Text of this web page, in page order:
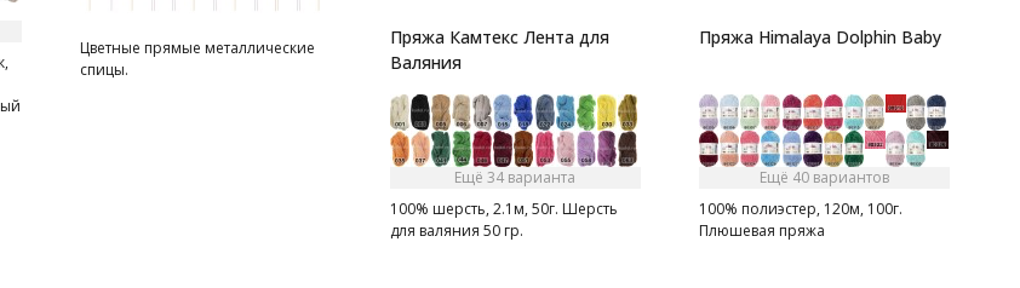
Цветные прямые металлические
спицы.
Пряжа Камтекс Лента для
Валяния
Ещё 34 варианта
100% шерсть, 2.1м, 50г. Шерсть
для валяния 50 гр.
Пряжа Himalaya Dolphin Baby
Ещё 40 вариантов
100% полиэстер, 120м, 100г.
Плюшевая пряжа